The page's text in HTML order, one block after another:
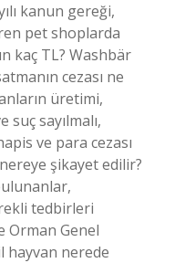
kanun gereği,
pet shoplarda
kaç TL? Washbär
cezası ne
üretimi,
suç sayılmalı,
ve para cezası
şikayet edilir?
tedbirleri
Orman Genel
hayvan nerede